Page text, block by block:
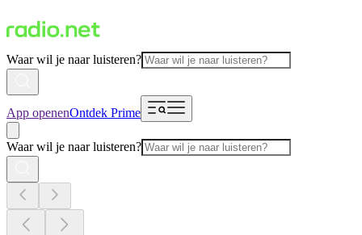
Waar wil je naar luisteren?
App openenOntdek Prime
Waar wil je naar luisteren?